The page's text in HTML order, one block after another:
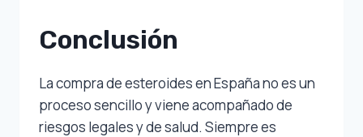
Conclusión
La compra de esteroides en España no es un
proceso sencillo y viene acompañado de
riesgos legales y de salud. Siempre es